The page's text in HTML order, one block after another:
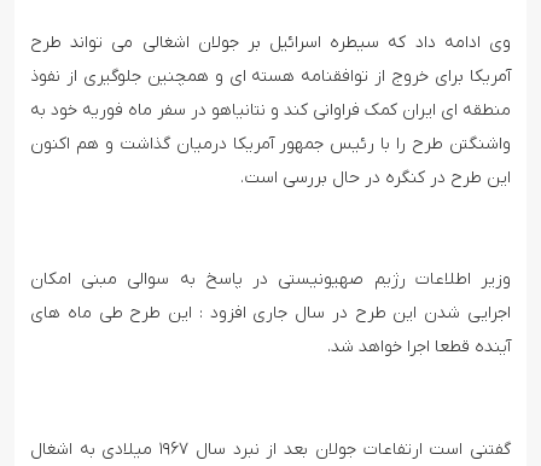
وی ادامه داد که سیطره اسرائیل بر جولان اشغالی می تواند طرح
آمریکا برای خروج از توافقنامه هسته ای و همچنین جلوگیری از نفوذ
منطقه ای ایران کمک فراوانی کند و نتانیاهو در سفر ماه فوریه خود به
واشنگتن طرح را با رئیس جمهور آمریکا درمیان گذاشت و هم اکنون
این طرح در کنگره در حال بررسی است.
وزیر اطلاعات رژیم صهیونیستی در پاسخ به سوالی مبنی امکان
اجرایی شدن این طرح در سال جاری افزود : این طرح طی ماه های
آینده قطعا اجرا خواهد شد.
گفتنی است ارتفاعات جولان بعد از نبرد سال ۱۹۶۷ میلادی به اشغال